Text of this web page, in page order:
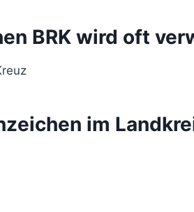
BRK wird oft
im